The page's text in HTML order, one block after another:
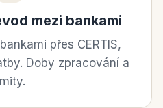
mezi bankami
přes CERTIS,
Doby zpracování a